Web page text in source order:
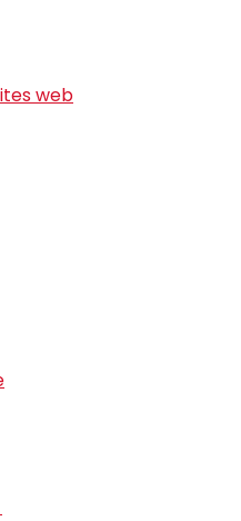
web